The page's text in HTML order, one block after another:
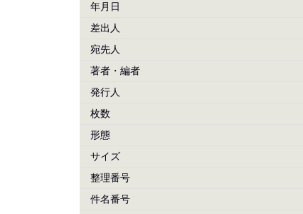
年月日
差出人
宛先人
著者・編者
発行人
枚数
形態
サイズ
整理番号
件名番号